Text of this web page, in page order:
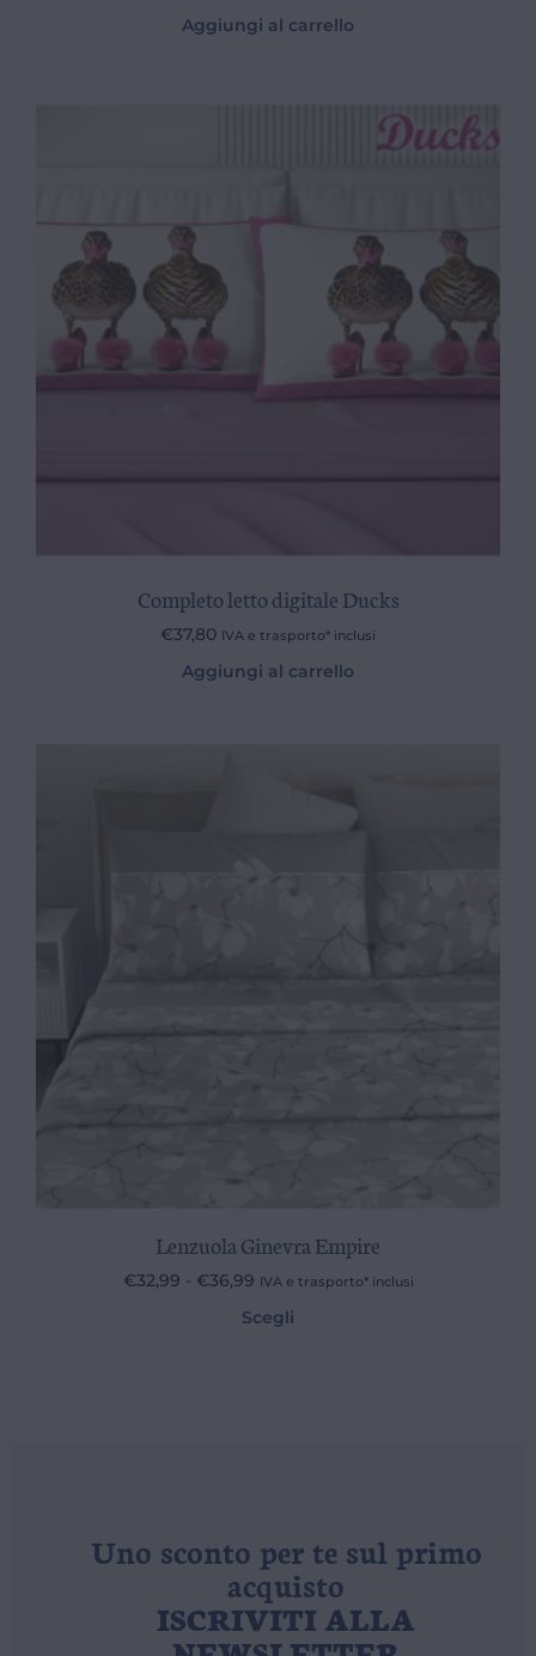
Aggiungi al carrello
Completo letto digitale Ducks
€37,80 IVA e trasporto* inclusi
Aggiungi al carrello
Lenzuola Ginevra Empire
€32,99 - €36,99 IVA e trasporto* inclusi
Scegli
Uno sconto per te sul primo
acquisto
ISCRIVITI ALLA